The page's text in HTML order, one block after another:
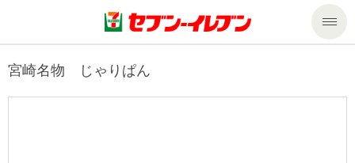
商品のご案内
宮崎名物 じゃりぱん